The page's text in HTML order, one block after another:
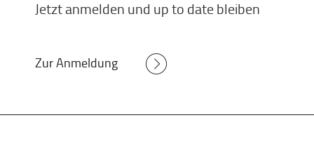
Jetzt anmelden und up to date bleiben
Zur Anmeldung